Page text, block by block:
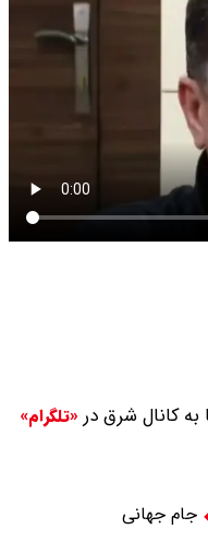
به کانال شرق در «تلگرام»
جام جهانی